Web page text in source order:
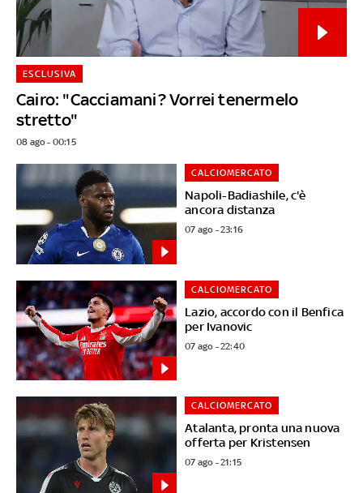
Cairo: "Cacciamani? Vorrei tenermelo
stretto"
ESCLUSIVA
08 ago - 00:15
Napoli-Badiashile, c'è
ancora distanza
CALCIOMERCATO
07 ago - 23:16
Lazio, accordo con il Benfica
per Ivanovic
CALCIOMERCATO
07 ago - 22:40
Atalanta, pronta una nuova
offerta per Kristensen
CALCIOMERCATO
07 ago - 21:15